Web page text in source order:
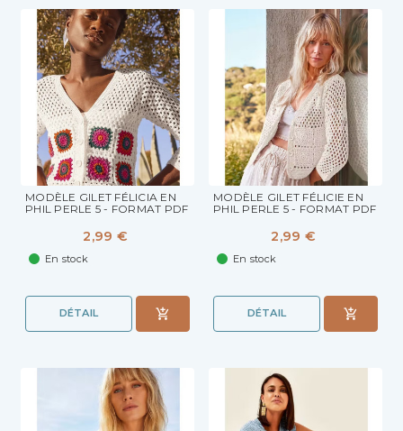
MODÈLE GILET FÉLICIA EN
PHIL PERLE 5 - FORMAT PDF
2,99 €
En stock
DÉTAIL
MODÈLE GILET FÉLICIE EN
PHIL PERLE 5 - FORMAT PDF
2,99 €
En stock
DÉTAIL